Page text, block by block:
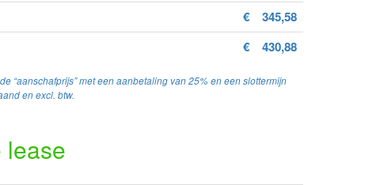
€
345,58
€ 430,88
“aanschafprijs” met een aanbetaling van 25% en een slottermijn
en excl. btw.
lease